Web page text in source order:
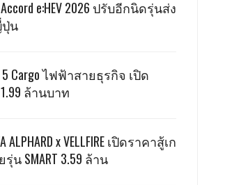
Accord e:HEV 2026 ปรับอีกนิดรุ่นส่ง
น
5 Cargo ไฟฟ้าสายธุรกิจ เปิด
ล้านบาท
ALPHARD x VELLFIRE เปิดราคาสู้เก
น SMART 3.59 ล้าน